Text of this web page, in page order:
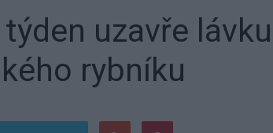
uzavře lávku
rybníku